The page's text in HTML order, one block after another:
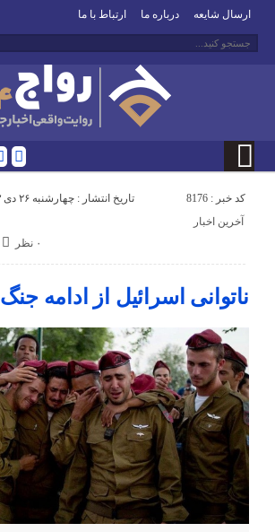
ارسال شایعه درباره ما ارتباط با ما
کد خبر : 8176 تاریخ انتشار : چهارشنبه ۲۶ دی ۱۴۰۳ - ۸:۴۵
۰ نظر
آخرین اخبار
ناتوانی اسرائیل از ادامه جنگ